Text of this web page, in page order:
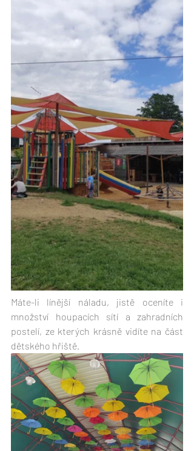
Máte-li línější náladu, jistě oceníte i
množství houpacích sítí a zahradních
postelí, ze kterých krásně vidíte na část
dětského hřiště.